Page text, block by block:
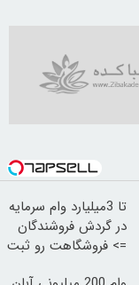
تا 3میلیارد وام سرمایه
در گردش فروشندگان
=> فروشگاهت رو ثبت